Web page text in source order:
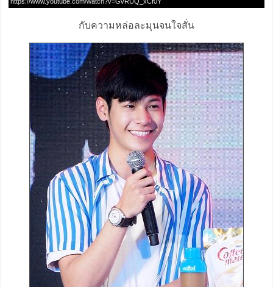
กับความหล่อละมุนจนใจสั่น